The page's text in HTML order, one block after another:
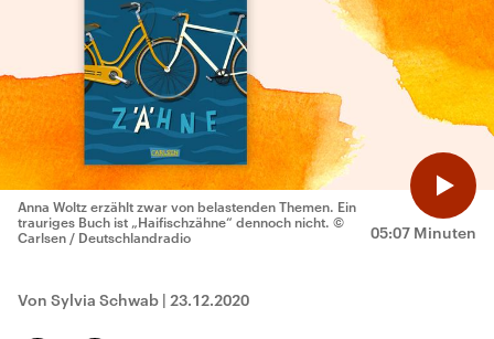
05:07 Minuten
Anna Woltz erzählt zwar von belastenden Themen. Ein
trauriges Buch ist „Haifischzähne“ dennoch nicht. ©
Carlsen / Deutschlandradio
Von Sylvia Schwab | 23.12.2020